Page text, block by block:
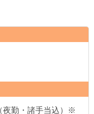
夜勤・諸手当込）※